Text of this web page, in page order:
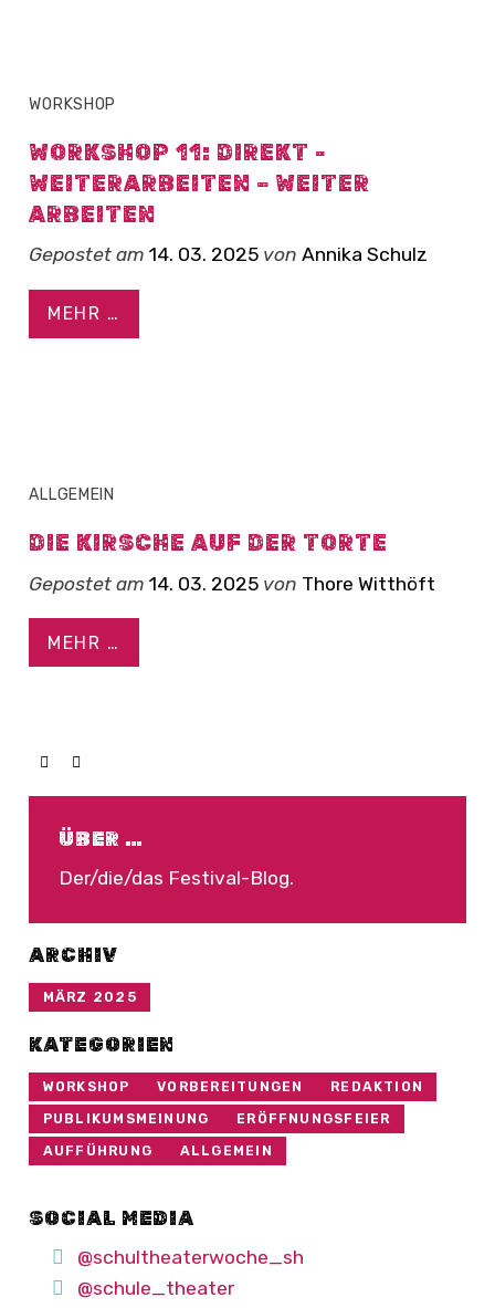
WORKSHOP
WORKSHOP 11: DIREKT -
WEITERARBEITEN – WEITER
ARBEITEN
Gepostet am 14. 03. 2025 von Annika Schulz
MEHR …
ALLGEMEIN
DIE KIRSCHE AUF DER TORTE
Gepostet am 14. 03. 2025 von Thore Witthöft
MEHR …
ÜBER …
Der/die/das Festival-Blog.
ARCHIV
MÄRZ 2025
KATEGORIEN
WORKSHOP VORBEREITUNGEN
REDAKTION
PUBLIKUMSMEINUNG
ERÖFFNUNGSFEIER
AUFFÜHRUNG
ALLGEMEIN
SOCIAL MEDIA
@schultheaterwoche_sh
@schule_theater